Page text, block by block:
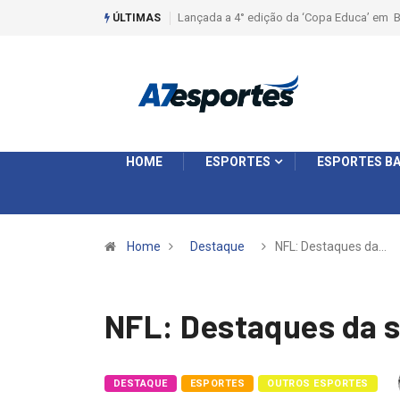
ÚLTIMAS
da ‘Copa Educa’ em BatataisLiga 2026: Equipes rompem com a LABE
HOME ESPORTES ESPORTES
Home Destaque NFL: Destaques da…
NFL: Destaques da
DESTAQUE ESPORTES OUTROS ESPORTES